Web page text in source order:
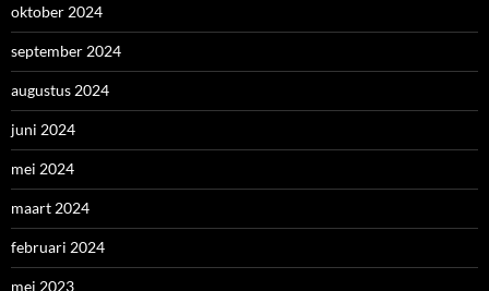
oktober 2024
september 2024
augustus 2024
juni 2024
mei 2024
maart 2024
februari 2024
mei 2023